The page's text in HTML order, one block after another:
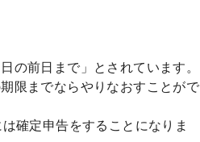
の前日まで」とされています。
限までならやりなおすことがで
確定申告をすることになりま